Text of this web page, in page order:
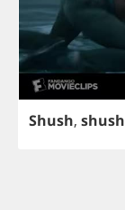
Shush, shush